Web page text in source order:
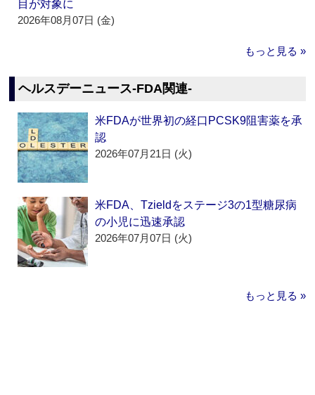
目が対象に
2026年08月07日 (金)
もっと見る »
ヘルスデーニュース‐FDA関連‐
米FDAが世界初の経口PCSK9阻害薬を承
認
2026年07月21日 (火)
米FDA、Tzieldをステージ3の1型糖尿病
の小児に迅速承認
2026年07月07日 (火)
もっと見る »